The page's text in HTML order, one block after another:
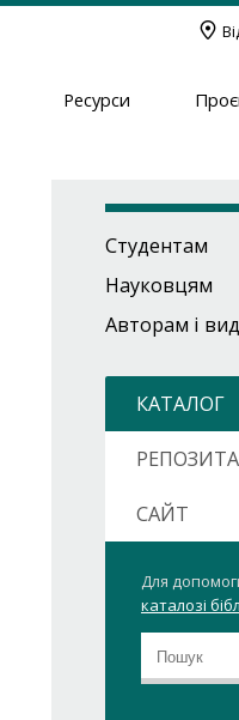
Ресурси
Студентам
Науковцям
Авторам і
КАТАЛОГ
Для
каталозі
САЙТ